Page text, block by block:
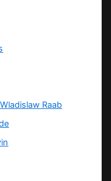
Raab